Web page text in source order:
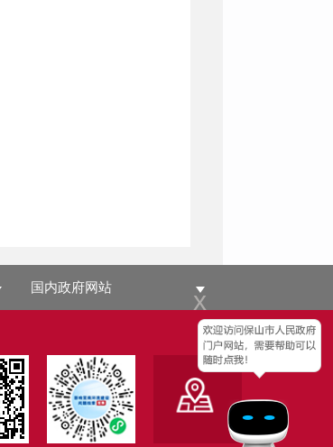
x
国内政府网站